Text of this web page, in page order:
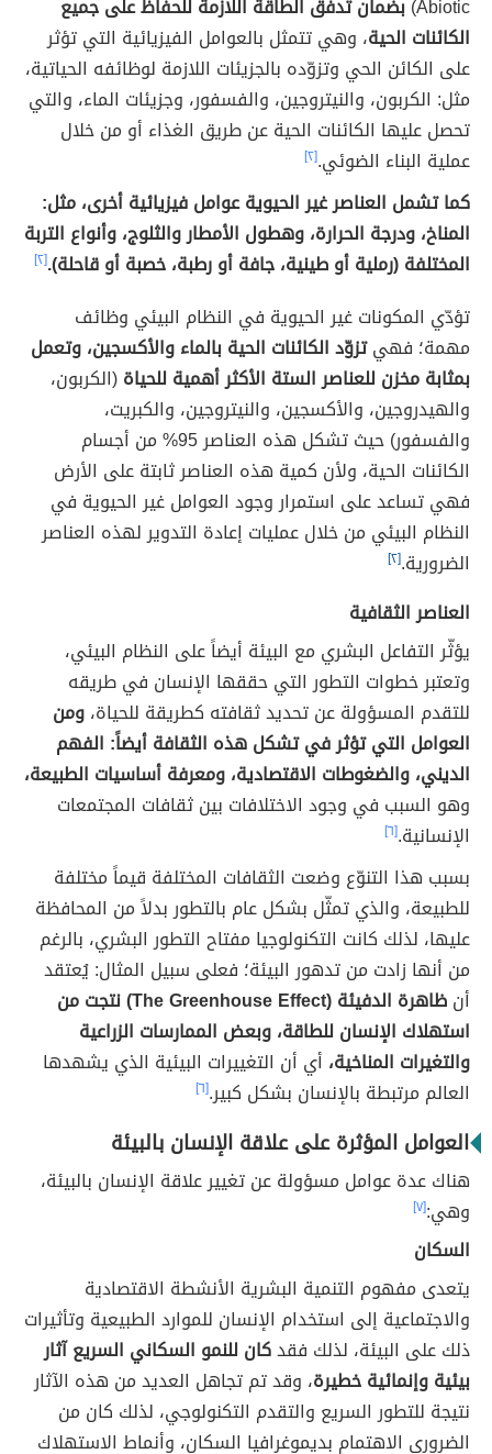
Abiotic) بضمان تدفق الطاقة اللازمة للحفاظ على جميع
الكائنات الحية، وهي تتمثل بالعوامل الفيزيائية التي تؤثر
على الكائن الحي وتزوّده بالجزيئات اللازمة لوظائفه الحياتية،
مثل: الكربون، والنيتروجين، والفسفور، وجزيئات الماء، والتي
تحصل عليها الكائنات الحية عن طريق الغذاء أو من خلال
عملية البناء الضوئي.[٢]
كما تشمل العناصر غير الحيوية عوامل فيزيائية أخرى، مثل:
المناخ، ودرجة الحرارة، وهطول الأمطار والثلوج، وأنواع التربة
المختلفة (رملية أو طينية، جافة أو رطبة، خصبة أو قاحلة).[٢]
تؤدّي المكونات غير الحيوية في النظام البيئي وظائف
مهمة؛ فهيتزوّد الكائنات الحية بالماء والأكسجين، وتعمل
بمثابة مخزن للعناصر الستة الأكثر أهمية للحياة(الكربون،
والهيدروجين، والأكسجين، والنيتروجين، والكبريت،
والفسفور) حيث تشكل هذه العناصر 95% من أجسام
الكائنات الحية، ولأن كمية هذه العناصر ثابتة على الأرض
فهي تساعد على استمرار وجود العوامل غير الحيوية في
النظام البيئي من خلال عمليات إعادة التدوير لهذه العناصر
الضرورية.[٢]
العناصر الثقافية
يؤثّر التفاعل البشري مع البيئة أيضاً على النظام البيئي،
وتعتبر خطوات التطور التي حققها الإنسان في طريقه
للتقدم المسؤولة عن تحديد ثقافته كطريقة للحياة،ومن
العوامل التي تؤثر في تشكل هذه الثقافة أيضاً: الفهم
الديني، والضغوطات الاقتصادية، ومعرفة أساسيات الطبيعة،
وهو السبب في وجود الاختلافات بين ثقافات المجتمعات
الإنسانية.[٦]
بسبب هذا التنوّع وضعت الثقافات المختلفة قيماً مختلفة
للطبيعة، والذي تمثّل بشكل عام بالتطور بدلاً من المحافظة
عليها، لذلك كانت التكنولوجيا مفتاح التطور البشري، بالرغم
من أنها زادت من تدهور البيئة؛ فعلى سبيل المثال: يُعتقد
أن
ظاهرة الدفيئة (The Greenhouse Effect) نتجت من
استهلاك الإنسان للطاقة، وبعض الممارسات الزراعية
والتغيرات المناخية، أي أن التغييرات البيئية الذي يشهدها
العالم مرتبطة بالإنسان بشكل كبير.[٦]
العوامل المؤثرة على علاقة الإنسان بالبيئة
هناك عدة عوامل مسؤولة عن تغيير علاقة الإنسان بالبيئة،
وهي:[٧]
السكان
يتعدى مفهوم التنمية البشرية الأنشطة الاقتصادية
والاجتماعية إلى استخدام الإنسان للموارد الطبيعية وتأثيرات
ذلك على البيئة، لذلك فقدكان للنمو السكاني السريع آثار
بيئية وإنمائية خطيرة، وقد تم تجاهل العديد من هذه الآثار
نتيجة للتطور السريع والتقدم التكنولوجي، لذلك كان من
الضروري الاهتمام بديموغرافيا السكان، وأنماط الاستهلاك